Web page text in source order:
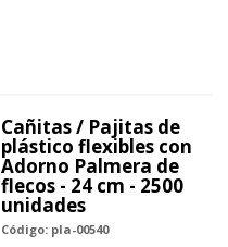
Cañitas / Pajitas de
plástico flexibles con
Adorno Palmera de
flecos - 24 cm - 2500
unidades
Código: pla-00540